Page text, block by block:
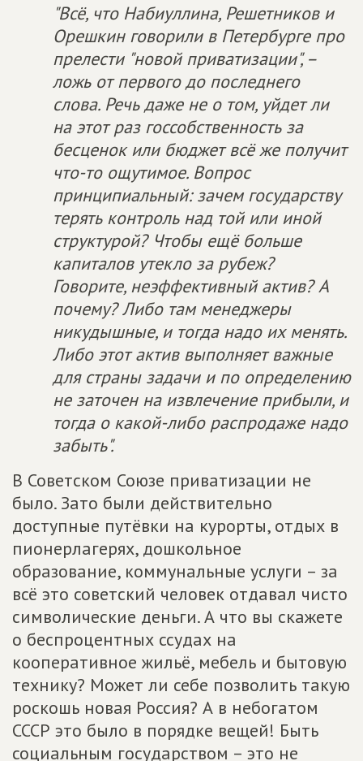
"Всё, что Набиуллина, Решетников и
Орешкин говорили в Петербурге про
прелести "новой приватизации", –
ложь от первого до последнего
слова. Речь даже не о том, уйдет ли
на этот раз госсобственность за
бесценок или бюджет всё же получит
что-то ощутимое. Вопрос
принципиальный: зачем государству
терять контроль над той или иной
структурой? Чтобы ещё больше
капиталов утекло за рубеж?
Говорите, неэффективный актив? А
почему? Либо там менеджеры
никудышные, и тогда надо их менять.
Либо этот актив выполняет важные
для страны задачи и по определению
не заточен на извлечение прибыли, и
тогда о какой-либо распродаже надо
забыть".
В Советском Союзе приватизации не
было. Зато были действительно
доступные путёвки на курорты, отдых в
пионерлагерях, дошкольное
образование, коммунальные услуги – за
всё это советский человек отдавал чисто
символические деньги. А что вы скажете
о беспроцентных ссудах на
кооперативное жильё, мебель и бытовую
технику? Может ли себе позволить такую
роскошь новая Россия? А в небогатом
СССР это было в порядке вещей! Быть
социальным государством – это не